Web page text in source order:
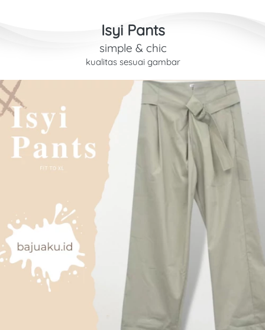
Isyi Pants
simple & chic
kualitas sesuai gambar